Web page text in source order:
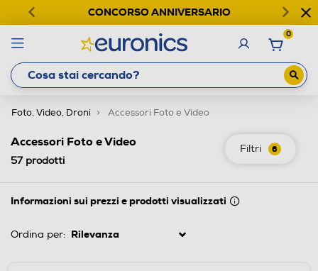
CONCORSO ANNIVERSARIO
0
Foto, Video, Droni Accessori Foto e Video
Filtri 6
Accessori Foto e Video
57prodotti
Informazioni sui prezzi e prodotti visualizzati
Ordina per: